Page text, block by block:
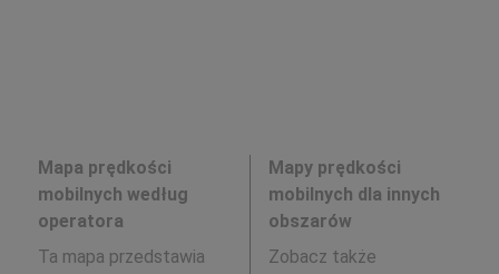
Mapa prędkości
mobilnych według
operatora
Ta mapa przedstawia
Mapy prędkości
mobilnych dla innych
obszarów
Zobacz także